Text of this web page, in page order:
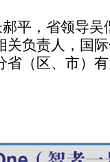
平，省领导吴
负责人，国
省（区、市）